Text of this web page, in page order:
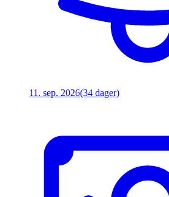
11. sep. 2026(34 dager)